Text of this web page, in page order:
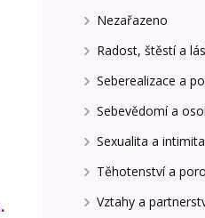
Nezařazeno
Radost, štěstí a
Seberealizace a
Sebevědomí a
Sexualita a intimita
Těhotenství a
Vztahy a